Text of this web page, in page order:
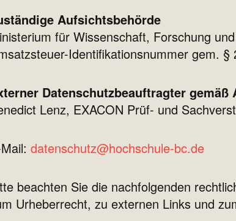
Aufsichtsbehörde
für Wissenschaft, Forschung
Identifikationsnummer gem.
Datenschutzbeauftragter gemäß
Lenz, EXACON Prüf- und
datenschutz@hochschule-bc.de
beachten Sie die nachfolgenden
Urheberrecht, zu externen Links und